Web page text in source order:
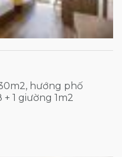
hướng phố
1 giường 1m2